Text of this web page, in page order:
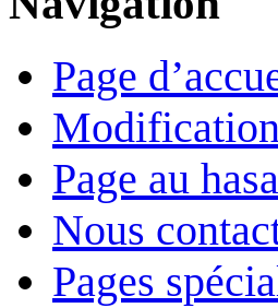
Page
Page au
Nous
Pages